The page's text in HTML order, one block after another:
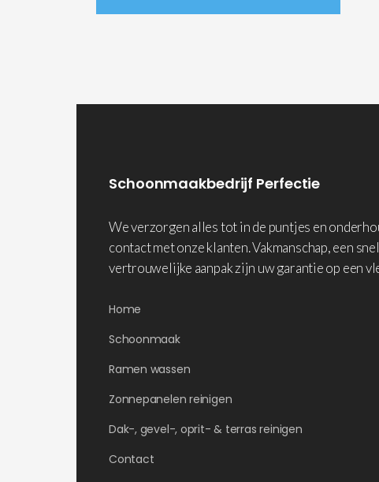
Schoonmaakbedrijf Perfectie
We verzorgen alles tot in de puntjes en
contact met onze klanten. Vakmanschap, een
vertrouwelijke aanpak zijn uw garantie op een
Home
Schoonmaak
Ramen wassen
Zonnepanelen reinigen
Dak-, gevel-, oprit- & terras reinigen
Contact